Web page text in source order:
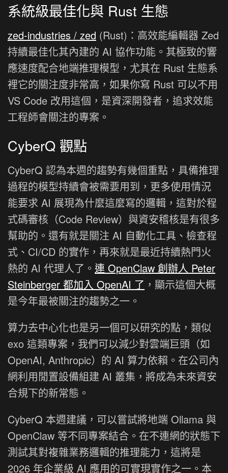
系統級最佳化與 Rust 生態
zed-industries / zed (Rust)：高效能編輯器 Zed
持續最佳化其內建的 AI 協作功能。其極致的響
應速度配合地端推理模型，尤其在 Rust 生態系
裡它的關注度非常高，如果你寫 Rust 可以不用
VS Code 改用這個，是資深開發者，追求效能
工程師會關注的專案。
CyberQ 觀點
CyberQ 認為本週的趨勢有幾個重點，具備推理
過程的模型持續會被需要用到，更多使用情況
能要求 AI 展現為什麼這麼寫的邏輯，這對於程
式碼審核（Code Review）與資安稽核是有很多
幫助的。還有就是關注 AI 自動化工具、檢查程
式、CI/CD 的實作，再來就是最近持續熱門火
熱的 AI 代理人了。 連 OpenClaw 創辦人 Peter
Steinberger 都加入 OpenAI 了 ，顯示這個大概
是今年最被關注的趨勢之一。
算力去中心化也是另一個可以研究的點，類似
exo 這類專案，我們可以減少對雲端巨頭（如
OpenAI, Anthropic）的 AI 算力依賴。在公司內
網利用閒置設備組建 AI 叢集，將成為未來資安
合規下的新常態。
CyberQ 本週建議，可以嘗試將地端 Ollama 與
OpenClaw 等不同專案結合。在不連網的狀態下
測試其對複雜業務邏輯的推理能力，這將是
2026 年企業級 AI 應用的可實現實作之一。本